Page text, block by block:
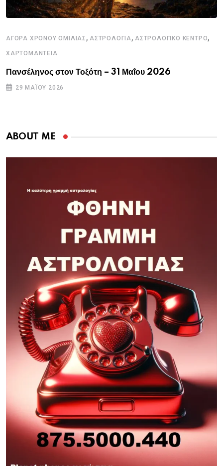
ΑΓΟΡΑ ΧΡΟΝΟΥ ΟΜΙΛΙΑΣ , ΑΣΤΡΟΛΟΓΙΑ, ΑΣΤΡΟΛΟΓΙΚΟ ΚΕΝΤΡΟ,
ΧΑΡΤΟΜΑΝΤΕΙΑ
Πανσέληνος στον Τοξότη – 31 Μαΐου 2026
29 ΜΑΪ́ΟΥ 2026
ABOUT ME